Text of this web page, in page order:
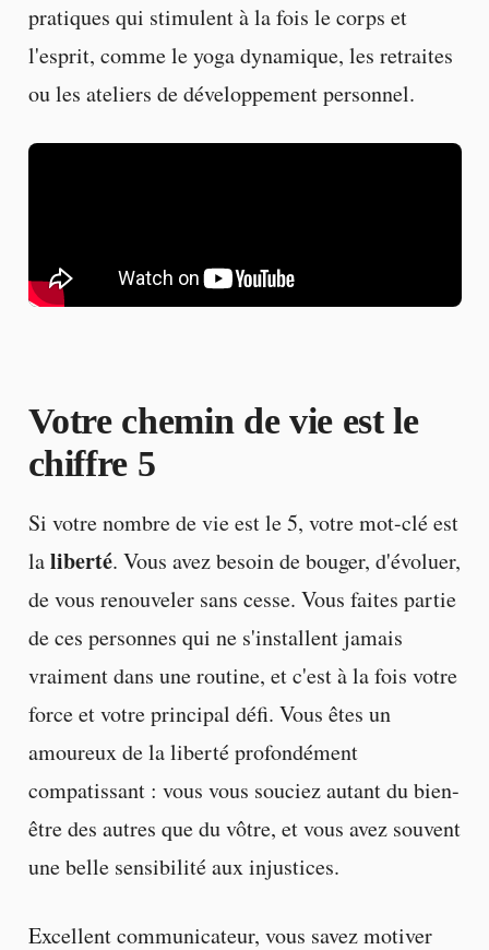
pratiques qui stimulent à la fois le corps et
l'esprit, comme le yoga dynamique, les retraites
ou les ateliers de développement personnel.
Votre chemin de vie est le
chiffre 5
Si votre nombre de vie est le 5, votre mot-clé est
laliberté. Vous avez besoin de bouger, d'évoluer,
de vous renouveler sans cesse. Vous faites partie
de ces personnes qui ne s'installent jamais
vraiment dans une routine, et c'est à la fois votre
force et votre principal défi. Vous êtes un
amoureux de la liberté profondément
compatissant : vous vous souciez autant du bien-
être des autres que du vôtre, et vous avez souvent
une belle sensibilité aux injustices.
Excellent communicateur, vous savez motiver